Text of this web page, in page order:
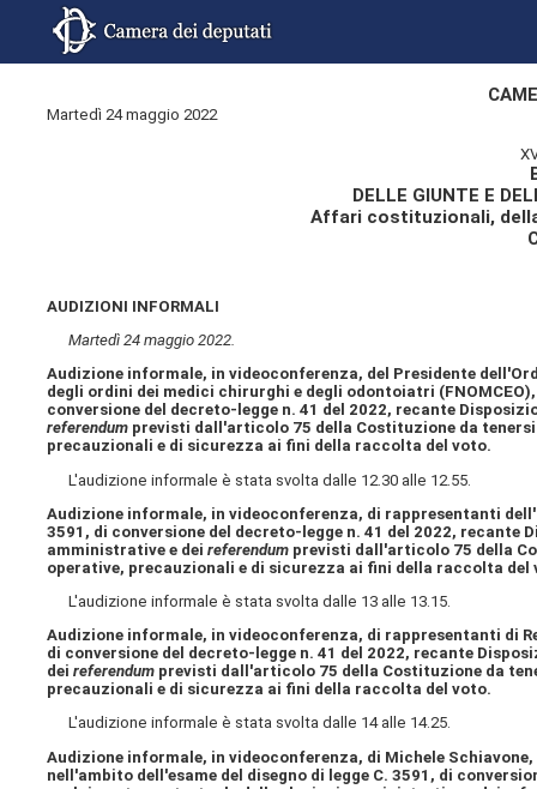
Martedì 24 maggio 2022
DELLE GIUNTE E
Affari costituzionali,
AUDIZIONI INFORMALI
Martedì 24 maggio 2022.
Audizione informale, in videoconferenza, del Presidente
degli ordini dei medici chirurghi e degli odontoiatri
conversione del decreto-legge n. 41 del 2022, recante
referendum previsti dall'articolo 75 della Costituzione da
precauzionali e di sicurezza ai fini della raccolta del voto.
L'audizione informale è stata svolta dalle 12.30 alle 12.55.
Audizione informale, in videoconferenza, di rappresentanti
3591, di conversione del decreto-legge n. 41 del 2022,
amministrative e deireferendum previsti dall'articolo 75 della
operative, precauzionali e di sicurezza ai fini della raccolta del
L'audizione informale è stata svolta dalle 13 alle 13.15.
Audizione informale, in videoconferenza, di rappresentanti di
di conversione del decreto-legge n. 41 del 2022, recante
deireferendum previsti dall'articolo 75 della Costituzione da
precauzionali e di sicurezza ai fini della raccolta del voto.
L'audizione informale è stata svolta dalle 14 alle 14.25.
Audizione informale, in videoconferenza, di Michele
nell'ambito dell'esame del disegno di legge C. 3591, di